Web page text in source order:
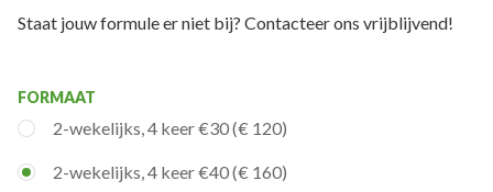
Staat jouw formule er niet bij? Contacteer ons vrijblijvend!
FORMAAT
2-wekelijks, 4 keer €30 (€ 120)
2-wekelijks, 4 keer €40 (€ 160)